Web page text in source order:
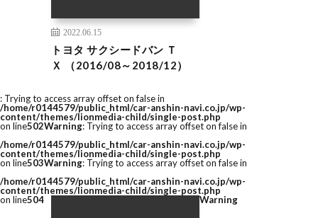
2022.06.15
トヨタ サクシードバン Ｔ
Ｘ （2016/08～2018/12）
: Trying to access array offset on false in
/home/r0144579/public_html/car-anshin-navi.co.jp/wp-
content/themes/lionmedia-child/single-post.php
on line502Warning: Trying to access array offset on false in
/home/r0144579/public_html/car-anshin-navi.co.jp/wp-
content/themes/lionmedia-child/single-post.php
on line503Warning: Trying to access array offset on false in
/home/r0144579/public_html/car-anshin-navi.co.jp/wp-
content/themes/lionmedia-child/single-post.php
on line504 Warning